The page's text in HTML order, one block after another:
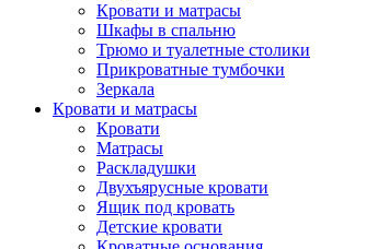
Кровати и матрасы
Шкафы в спальню
Трюмо и туалетные столики
Прикроватные тумбочки
Зеркала
Кровати и матрасы
Кровати
Матрасы
Раскладушки
Двухъярусные кровати
Ящик под кровать
Детские кровати